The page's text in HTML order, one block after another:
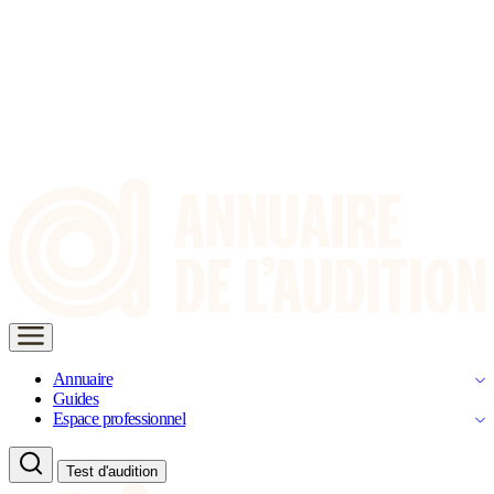
Annuaire
Guides
Espace professionnel
Test d'audition